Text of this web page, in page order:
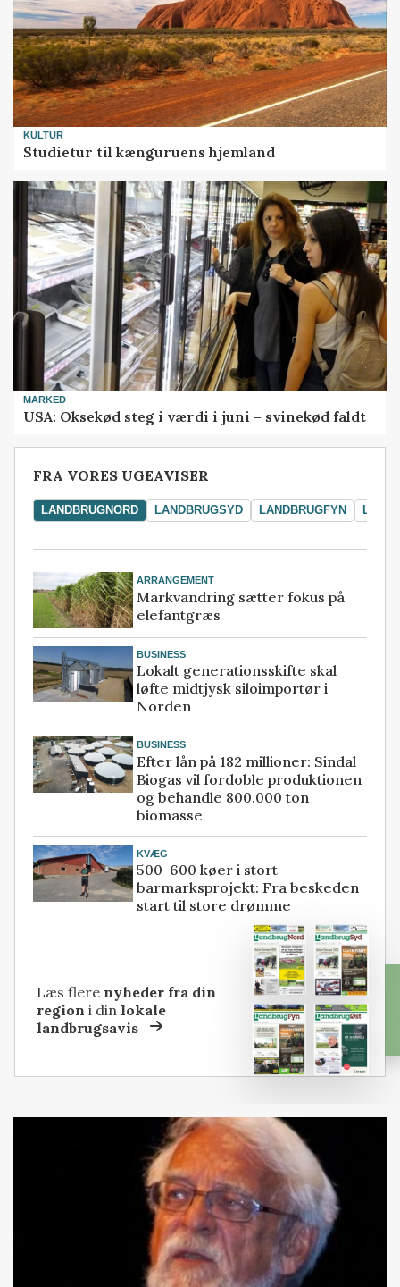
KULTUR
Studietur til kænguruens hjemland
MARKED
USA: Oksekød steg i værdi i juni – svinekød faldt
FRA VORES UGEAVISER
LANDBRUGNORD LANDBRUGSYD LANDBRUGFYN
ARRANGEMENT
Markvandring sætter fokus på
elefantgræs
BUSINESS
Lokalt generationsskifte skal
løfte midtjysk siloimportør i
Norden
BUSINESS
Efter lån på 182 millioner: Sindal
Biogas vil fordoble produktionen
og behandle 800.000 ton
biomasse
KVÆG
500-600 køer i stort
barmarksprojekt: Fra beskeden
start til store drømme
Læs flere nyheder fra din
region i dinlokale
landbrugsavis